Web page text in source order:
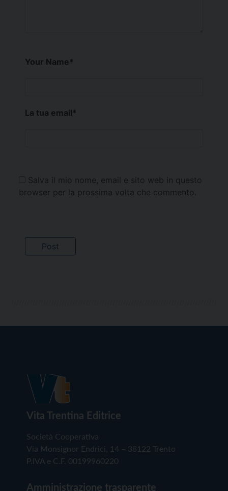
Your Name*
La tua email*
Salva il mio nome, email e sito web in questo
browser per la prossima volta che commento.
Vita Trentina Editrice
Società Cooperativa
Via Monsignor Endrici, 14 – 38122 Trento
P.IVA e C.F. 00199960220
Amministrazione trasparente